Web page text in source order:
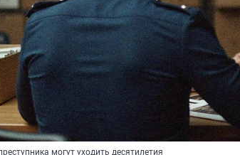
могут уходить десятилетия